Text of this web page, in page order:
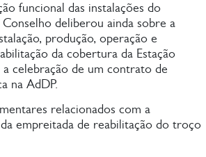
funcional das instalações do
deliberou ainda sobre a
produção, operação e
da cobertura da Estação
celebração de um contrato de
na AdDP.
relacionados com a
empreitada de reabilitação do troço